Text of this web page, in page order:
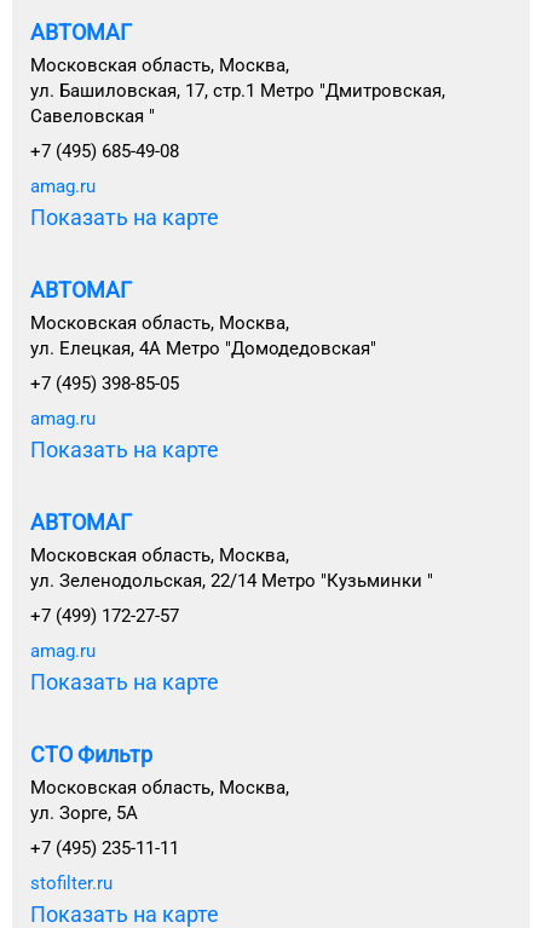
АВТОМАГ
Московская область, Москва,
ул. Башиловская, 17, стр.1 Метро "Дмитровская,
Савеловская "
+7 (495) 685-49-08
amag.ru
Показать на карте
АВТОМАГ
Московская область, Москва,
ул. Елецкая, 4А Метро "Домодедовская"
+7 (495) 398-85-05
amag.ru
Показать на карте
АВТОМАГ
Московская область, Москва,
ул. Зеленодольская, 22/14 Метро "Кузьминки "
+7 (499) 172-27-57
amag.ru
Показать на карте
СТО Фильтр
Московская область, Москва,
ул. Зорге, 5А
+7 (495) 235-11-11
stofilter.ru
Показать на карте